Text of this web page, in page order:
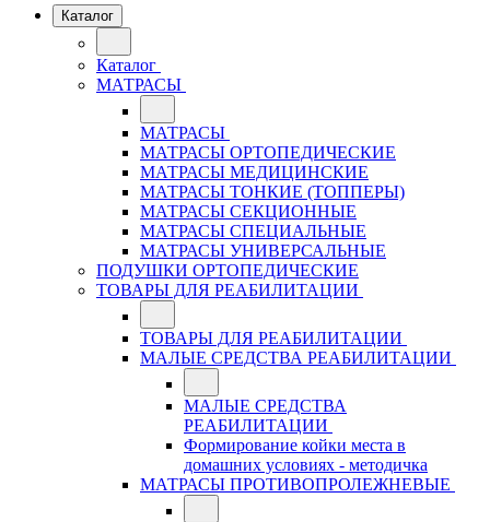
Каталог
Каталог
МАТРАСЫ
МАТРАСЫ
МАТРАСЫ ОРТОПЕДИЧЕСКИЕ
МАТРАСЫ МЕДИЦИНСКИЕ
МАТРАСЫ ТОНКИЕ (ТОППЕРЫ)
МАТРАСЫ СЕКЦИОННЫЕ
МАТРАСЫ СПЕЦИАЛЬНЫЕ
МАТРАСЫ УНИВЕРСАЛЬНЫЕ
ПОДУШКИ ОРТОПЕДИЧЕСКИЕ
ТОВАРЫ ДЛЯ РЕАБИЛИТАЦИИ
ТОВАРЫ ДЛЯ РЕАБИЛИТАЦИИ
МАЛЫЕ СРЕДСТВА РЕАБИЛИТАЦИИ
МАЛЫЕ СРЕДСТВА
РЕАБИЛИТАЦИИ
Формирование койки места в
домашних условиях - методичка
МАТРАСЫ ПРОТИВОПРОЛЕЖНЕВЫЕ